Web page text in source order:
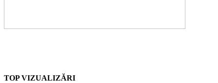
TOP VIZUALIZĂRI